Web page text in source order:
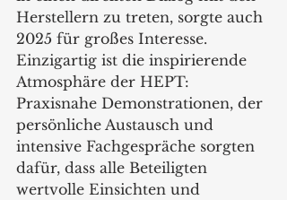
Herstellern zu treten, sorgte auch
2025 für großes Interesse.
Einzigartig ist die inspirierende
Atmosphäre der HEPT:
Praxisnahe Demonstrationen, der
persönliche Austausch und
intensive Fachgespräche sorgten
dafür, dass alle Beteiligten
wertvolle Einsichten und